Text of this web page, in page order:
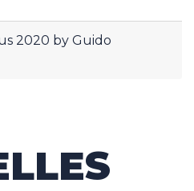
2020 by Guido